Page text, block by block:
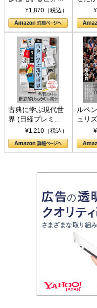
トランプとBRICS
の挑戦
¥1,870（税込）
下、
して
書)
古典に学ぶ現代世
界 (日経プレミア
シリーズ)¥1,210（税込）
ルペ
ュリ
〈ヤ
の顔